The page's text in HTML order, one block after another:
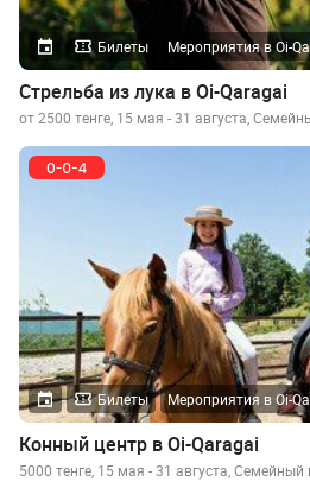
Билеты Мероприятия в Oi-
Стрельба из лука в Oi-Qaragai
от 2500 тенге, 15 мая - 31 августа,
Билеты Мероприятия в Oi-
Конный центр в Oi-Qaragai
5000 тенге, 15 мая - 31 августа, Семейный